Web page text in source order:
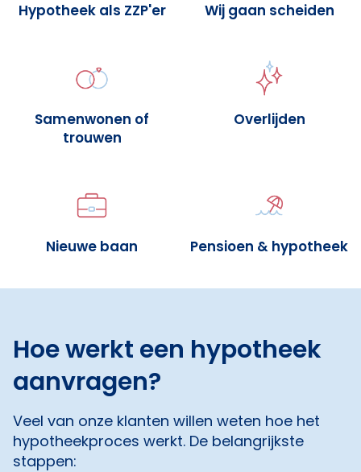
Hypotheek als ZZP'er Wij gaan scheiden
Samenwonen of
trouwen
Overlijden
Nieuwe baan Pensioen & hypotheek
Hoe werkt een hypotheek
aanvragen?
Veel van onze klanten willen weten hoe het
hypotheekproces werkt. De belangrijkste
stappen: